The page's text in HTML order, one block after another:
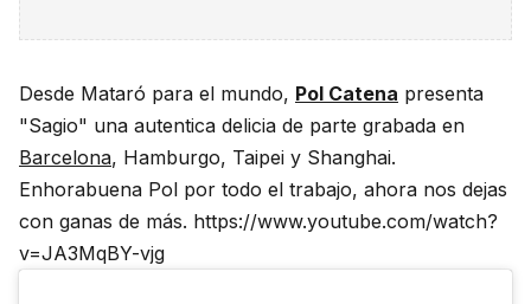
Desde Mataró para el mundo, Pol Catena presenta
"Sagio" una autentica delicia de parte grabada en
Barcelona, Hamburgo, Taipei y Shanghai.
Enhorabuena Pol por todo el trabajo, ahora nos dejas
con ganas de más. https://www.youtube.com/watch?
v=JA3MqBY-vjg